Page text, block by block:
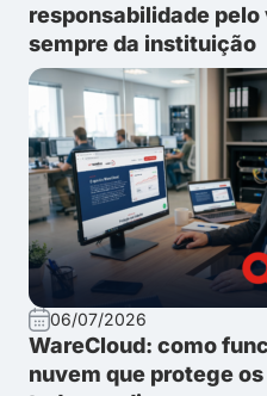
responsabilidade
sempre da instituição
06/07/2026
WareCloud: como
nuvem que protege